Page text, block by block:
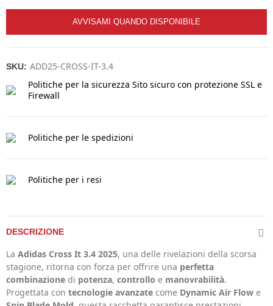
AVVISAMI QUANDO DISPONIBILE
SKU: ADD25-CROSS-IT-3.4
Politiche per la sicurezza Sito sicuro con protezione SSL e
Firewall
Politiche per le spedizioni
Politiche per i resi
DESCRIZIONE
La Adidas Cross It 3.4 2025, una delle rivelazioni della scorsa
stagione, ritorna con forza per offrire una perfetta
combinazione di potenza, controllo e manovrabilità.
Progettata con tecnologie avanzate come Dynamic Air Flow e